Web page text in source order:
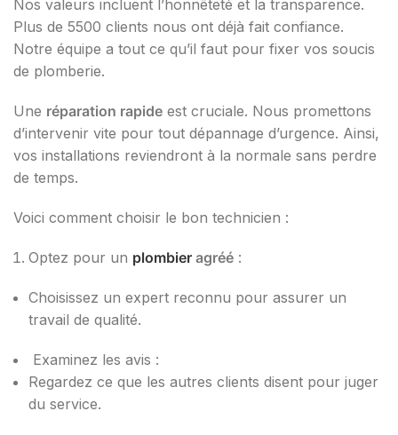
Nos valeurs incluent l’honnêteté et la transparence.
Plus de 5500 clients nous ont déjà fait confiance.
Notre équipe a tout ce qu’il faut pour fixer vos soucis
de plomberie.
Une réparation rapide est cruciale. Nous promettons
d’intervenir vite pour tout dépannage d’urgence. Ainsi,
vos installations reviendront à la normale sans perdre
de temps.
Voici comment choisir le bon technicien :
Optez pour un plombier agréé :
Choisissez un expert reconnu pour assurer un
travail de qualité.
Examinez les avis :
Regardez ce que les autres clients disent pour juger
du service.